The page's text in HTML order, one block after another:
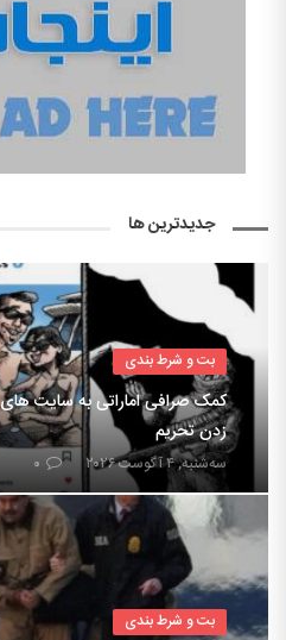
جدیدترین ها
بت و شرط بندی
کمک صرافی اماراتی به سایت
زدن تحریم
سه‌شنبه, ۴ آگوست ۲۰۲۶ ۰
بت و شرط بندی